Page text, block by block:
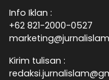
Info Iklan :
+62 821-2000-0527
Kirim tulisan :